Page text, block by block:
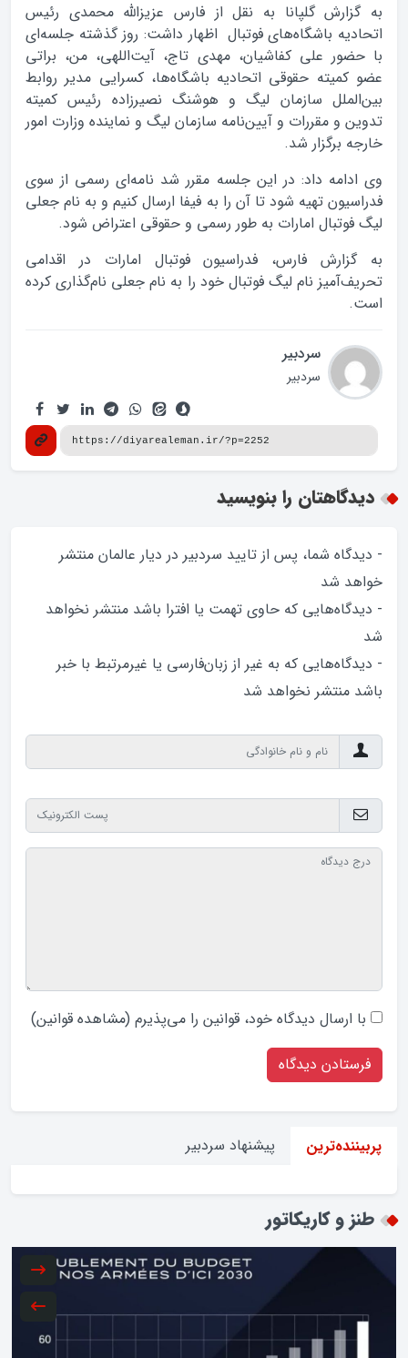
به گزارش گلپانا به نقل از فارس عزیزالله محمدی رئیس
اتحادیه باشگاه‌های فوتبال اظهار داشت:‌ روز گذشته جلسه‌ای
با حضور علی کفاشیان، مهدی تاج، آیت‌اللهی، من، براتی
عضو کمیته حقوقی اتحادیه باشگاه‌ها، کسرایی مدیر روابط
بین‌الملل سازمان لیگ و هوشنگ نصیرزاده رئیس کمیته
تدوین و مقررات و آیین‌‌نامه سازمان لیگ و نماینده وزارت امور
خارجه برگزار شد.
وی ادامه داد: در این جلسه مقرر شد نامه‌ای رسمی از سوی
فدراسیون تهیه شود تا آن را به فیفا ارسال کنیم و به نام جعلی
لیگ فوتبال امارات به طور رسمی و حقوقی اعتراض شود.
به گزارش فارس، فدراسیون فوتبال امارات در اقدامی
تحریف‌آمیز نام لیگ فوتبال خود را به نام جعلی نام‌گذاری کرده
است.
سردبیر
سردبیر
دیدگاهتان را بنویسید
- دیدگاه شما، پس از تایید سردبیر در دیار عالمان منتشر
خواهد‌ شد
- دیدگاه‌هایی که حاوی تهمت یا افترا باشد منتشر نخواهد‌
شد
- دیدگاه‌هایی که به غیر از زبان‌فارسی یا غیرمرتبط با خبر
باشد منتشر نخواهد‌ شد
با ارسال دیدگاه‌ خود، قوانین را می‌پذیرم (مشاهده قوانین)
پربیننده‌ترین پیشنهاد سردبیر
طنز و کاریکاتور